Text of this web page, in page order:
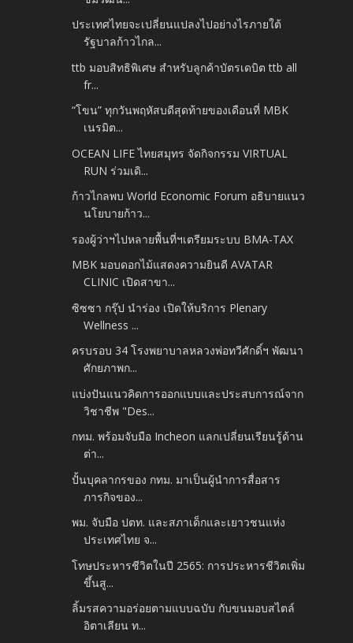
ประเทศไทยจะเปลี่ยนแปลงไปอย่างไรภายใต้
รัฐบาลก้าวไกล...
ttb มอบสิทธิพิเศษ สำหรับลูกค้าบัตรเดบิต ttb all
fr...
“โขน” ทุกวันพฤหัสบดีสุดท้ายของเดือนที่ MBK
เนรมิต...
OCEAN LIFE ไทยสมุทร จัดกิจกรรม VIRTUAL
RUN ร่วมเดิ...
ก้าวไกลพบ World Economic Forum อธิบายแนว
นโยบายก้าว...
รองผู้ว่าฯไปหลายพื้นที่ฯเตรียมระบบ BMA-TAX
MBK มอบดอกไม้แสดงความยินดี AVATAR
CLINIC เปิดสาขา...
ซิซซา กรุ๊ป นำร่อง เปิดให้บริการ Plenary
Wellness ...
ครบรอบ 34 โรงพยาบาลหลวงพ่อทวีศักดิ์ฯ พัฒนา
ศักยภาพก...
แบ่งปันแนวคิดการออกแบบและประสบการณ์จาก
วิชาชีพ "Des...
กทม. พร้อมจับมือ Incheon แลกเปลี่ยนเรียนรู้ด้าน
ต่า...
ปั้นบุคลากรของ กทม. มาเป็นผู้นำการสื่อสาร
ภารกิจของ...
พม. จับมือ ปตท. และสภาเด็กและเยาวชนแห่ง
ประเทศไทย จ...
โทษประหารชีวิตในปี 2565: การประหารชีวิตเพิ่ม
ขึ้นสู...
ลิ้มรสความอร่อยตามแบบฉบับ กับขนมอบสไตล์
อิตาเลียน ท...